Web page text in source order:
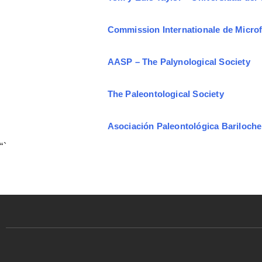
Commission Internationale de
AASP – The Palynological Society
The Paleontological Society
Asociación Paleontológica Bariloche
“`